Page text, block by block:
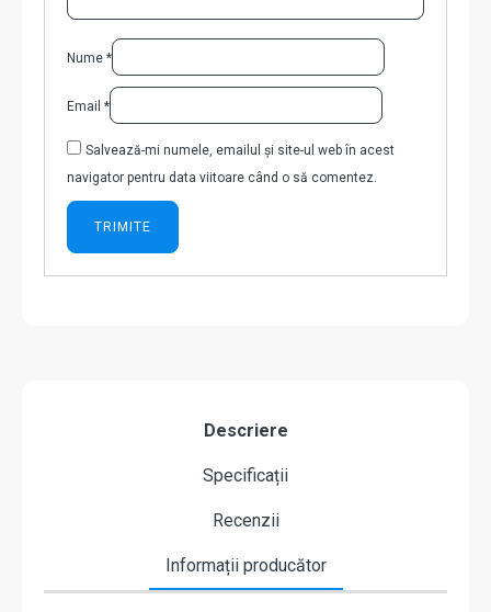
Nume *
Email *
Salvează-mi numele, emailul și site-ul web în acest
navigator pentru data viitoare când o să comentez.
Descriere
Specificații
Recenzii
Informații producător